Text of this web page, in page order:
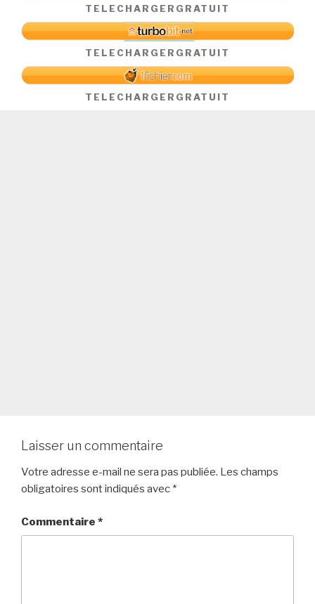
TELECHARGER GRATUIT
TELECHARGER GRATUIT
TELECHARGER GRATUIT
Laisser un commentaire
Votre adresse e-mail ne sera pas publiée. Les champs
obligatoires sont indiqués avec *
Commentaire *